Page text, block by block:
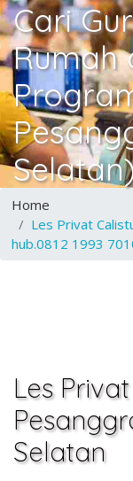
Cari
Rumah
Home
Les Privat
hub.0812 1993
Les
Selatan